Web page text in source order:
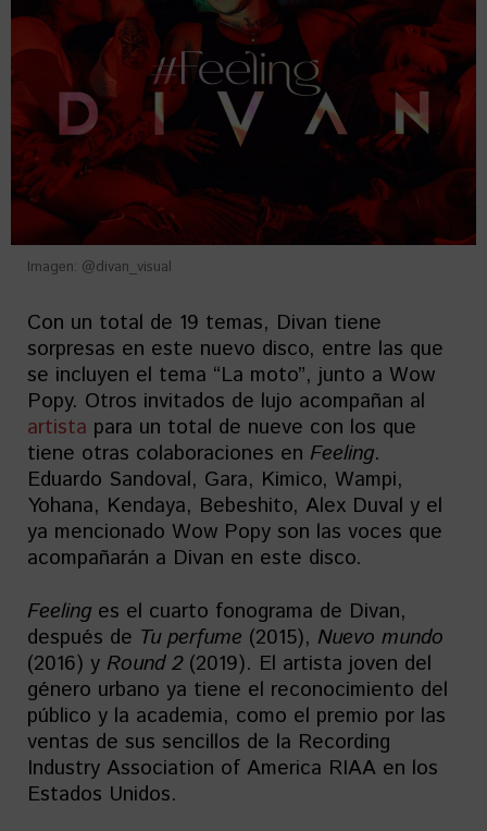
Imagen: @divan_visual
Con un total de 19 temas, Divan tiene
sorpresas en este nuevo disco, entre las que
se incluyen el tema “La moto”, junto a Wow
Popy. Otros invitados de lujo acompañan al
artista para un total de nueve con los que
tiene otras colaboraciones en Feeling.
Eduardo Sandoval, Gara, Kimico, Wampi,
Yohana, Kendaya, Bebeshito, Alex Duval y el
ya mencionado Wow Popy son las voces que
acompañarán a Divan en este disco.
Feeling es el cuarto fonograma de Divan,
después de Tu perfume (2015), Nuevo mundo
(2016) y Round 2(2019). El artista joven del
género urbano ya tiene el reconocimiento del
público y la academia, como el premio por las
ventas de sus sencillos de la Recording
Industry Association of America RIAA en los
Estados Unidos.